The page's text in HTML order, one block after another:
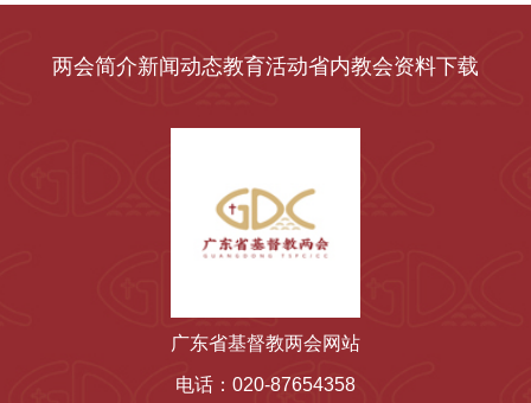
两会简介新闻动态教育活动省内教会资料下载
广东省基督教两会网站
电话：020-87654358